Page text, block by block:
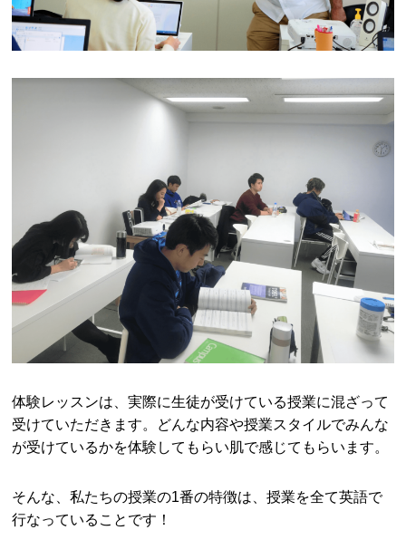
体験レッスンは、実際に生徒が受けている授業に混ざって
受けていただきます。どんな内容や授業スタイルでみんな
が受けているかを体験してもらい肌で感じてもらいます。
そんな、私たちの授業の1番の特徴は、授業を全て英語で
行なっていることです！